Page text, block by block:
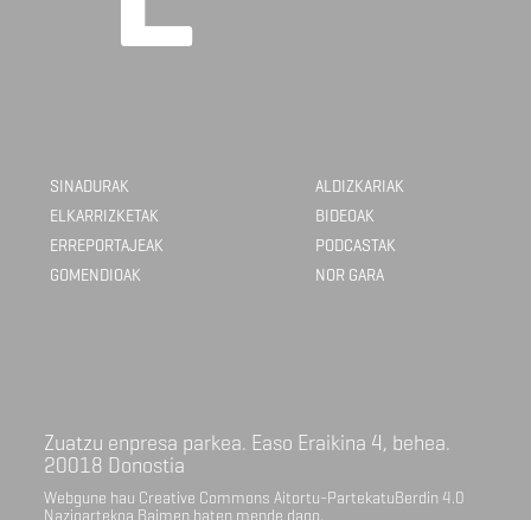
SINADURAK
ELKARRIZKETAK
ERREPORTAJEAK
GOMENDIOAK
ALDIZKARIAK
BIDEOAK
PODCASTAK
NOR GARA
Zuatzu enpresa parkea. Easo Eraikina 4, behea.
20018 Donostia
Webgune hau Creative Commons Aitortu-PartekatuBerdin 4.0